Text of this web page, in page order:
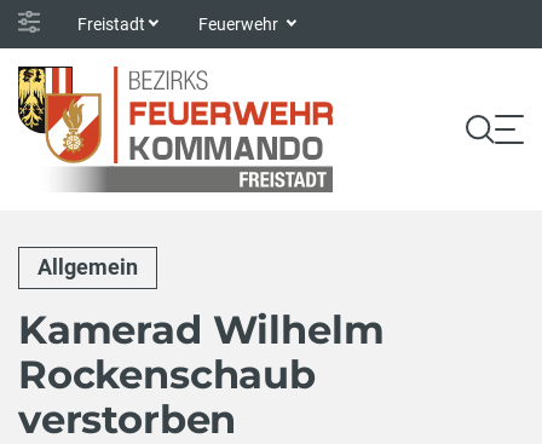
Freistadt Feuerwehr
Allgemein
Kamerad Wilhelm
Rockenschaub
verstorben